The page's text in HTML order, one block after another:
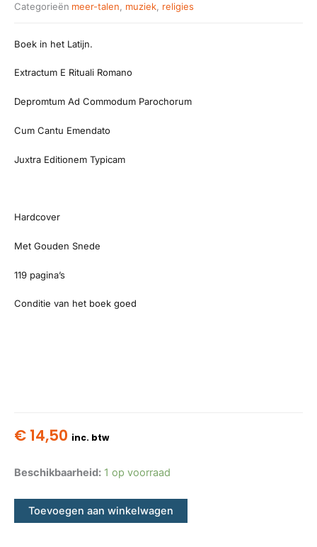
Categorieën meer-talen muziek religies
Boek in het Latijn.
Extractum E Rituali Romano
Depromtum Ad Commodum Parochorum
Cum Cantu Emendato
Juxtra Editionem Typicam
Hardcover
Met Gouden Snede
119 pagina’s
Conditie van het boek goed
€ 14,50 inc. btw
Beschikbaarheid: 1 op voorraad
Toevoegen aan winkelwagen